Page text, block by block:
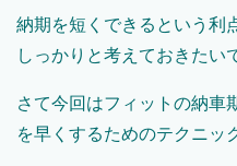
納期を短くできるという利
しっかりと考えておきたい
さて今回はフィットの納車
を早くするためのテクニッ